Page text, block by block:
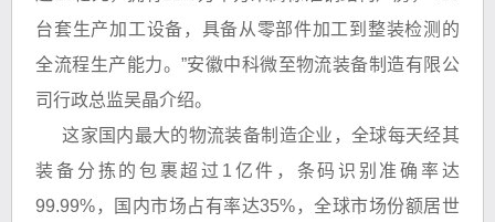
台套生产加工设备，具备从零部件加工到整装检测的
全流程生产能力。”安徽中科微至物流装备制造有限公
司行政总监吴晶介绍。
这家国内最大的物流装备制造企业，全球每天经其
装备分拣的包裹超过1亿件，条码识别准确率达
99.99%，国内市场占有率达35%，全球市场份额居世